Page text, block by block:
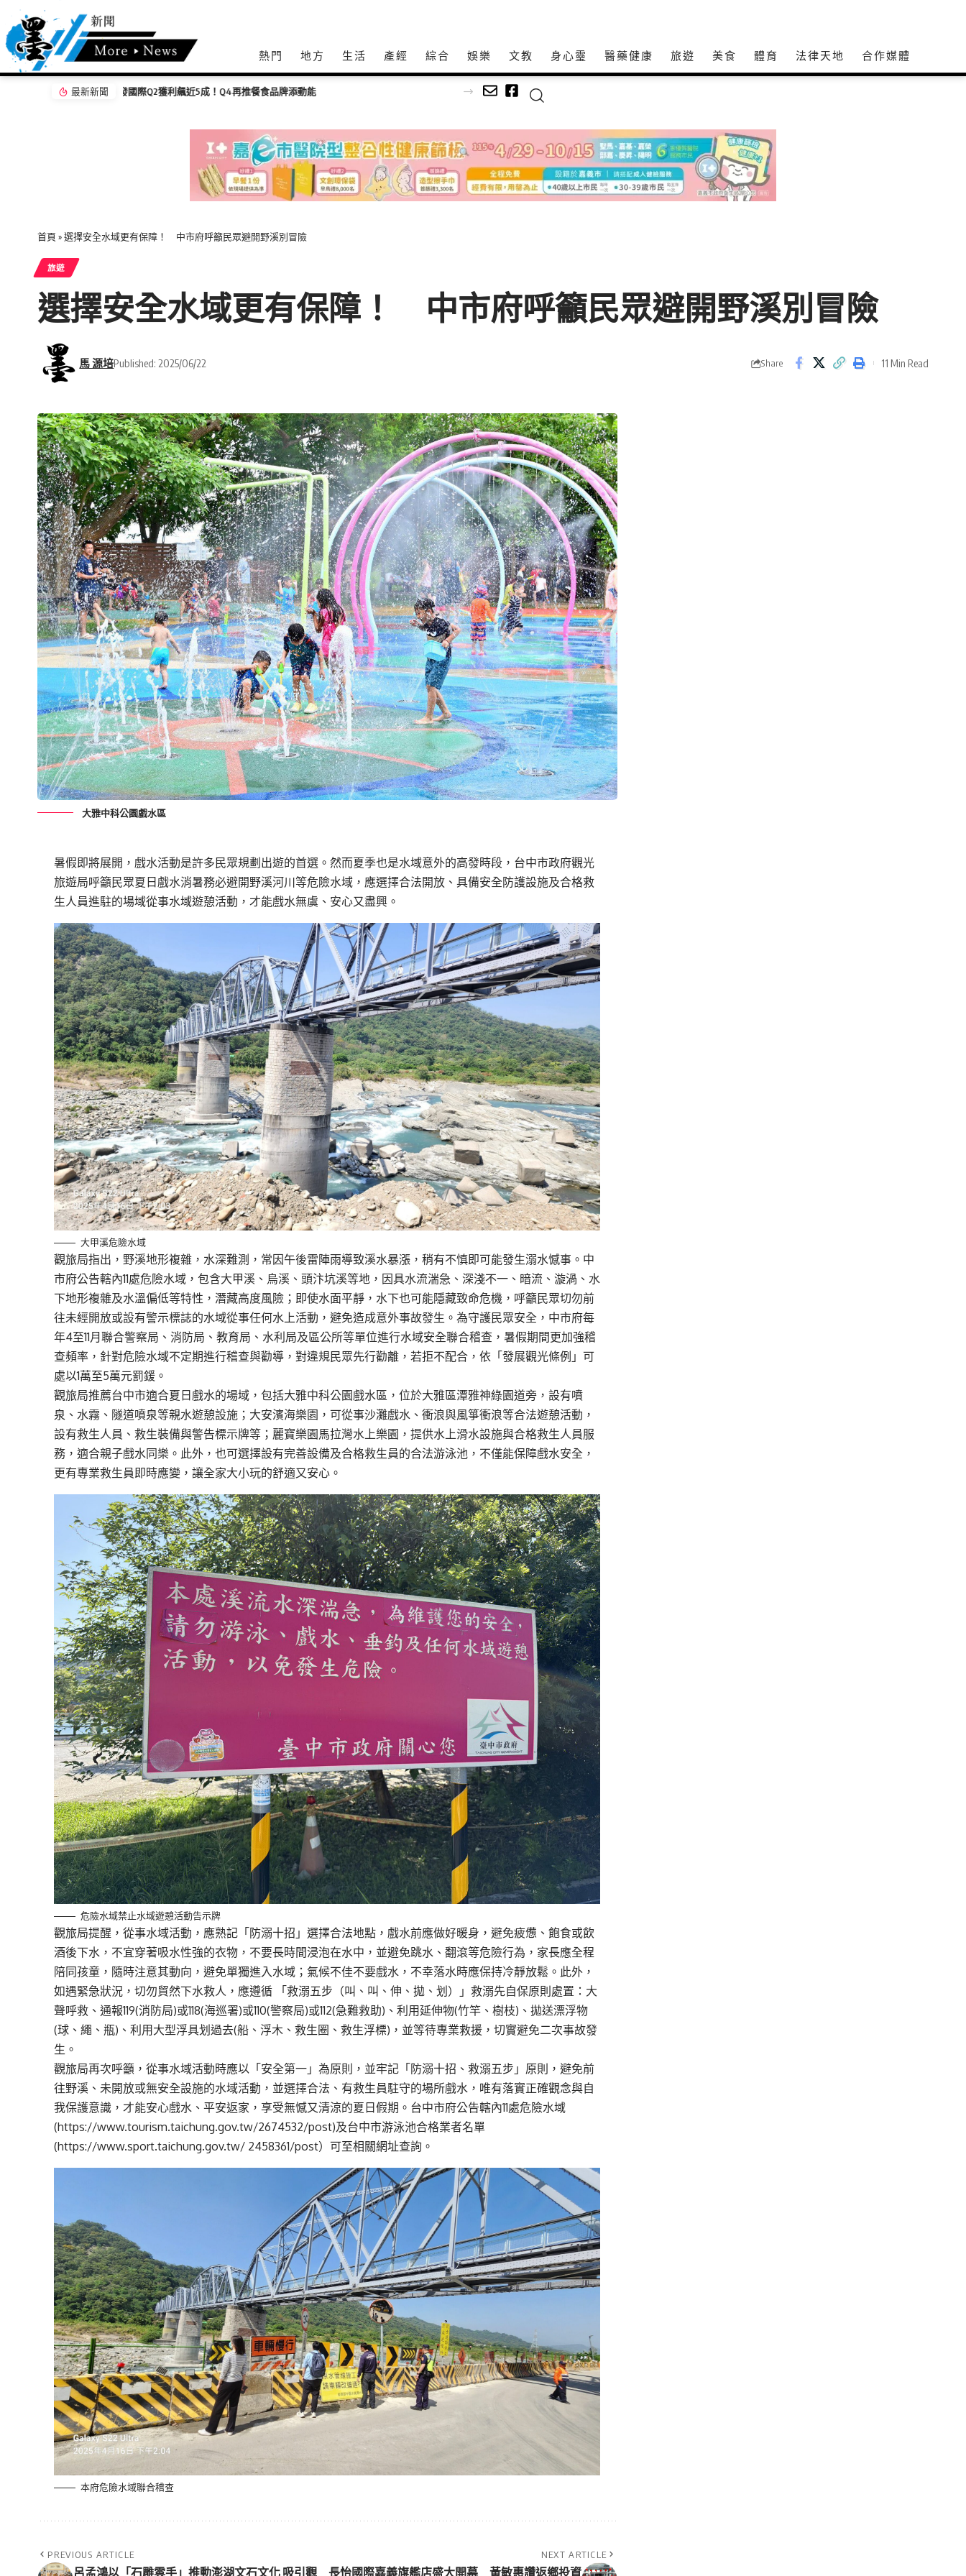
熱門 地方 生活 產經 綜合 娛樂 文教 身心𩆜 醫藥健康 旅遊 美食 體育 法律天地 合作媒體
最新新聞 民進黨市長參選人疑似賄選？桃議員詹江村爆料籲檢警調查辦
首頁 »選擇安全水域更有保障！ 中市府呼籲民眾避開野溪別冒險
旅遊
選擇安全水域更有保障！ 中市府呼籲民眾避開野溪別冒險
馬 源培Published: 2025/06/22 Share 11 Min Read
大雅中科公園戲水區
暑假即將展開，戲水活動是許多民眾規劃出遊的首選。然而夏季也是水域意外的高發時段，台中市政府觀光
旅遊局呼籲民眾夏日戲水消暑務必避開野溪河川等危險水域，應選擇合法開放、具備安全防護設施及合格救
生人員進駐的場域從事水域遊憩活動，才能戲水無虞、安心又盡興。
大甲溪危險水域
觀旅局指出，野溪地形複雜，水深難測，常因午後雷陣雨導致溪水暴漲，稍有不慎即可能發生溺水憾事。中
市府公告轄內11處危險水域，包含大甲溪、烏溪、頭汴坑溪等地，因具水流湍急、深淺不一、暗流、漩渦、水
下地形複雜及水溫偏低等特性，潛藏高度風險；即使水面平靜，水下也可能隱藏致命危機，呼籲民眾切勿前
往未經開放或設有警示標誌的水域從事任何水上活動，避免造成意外事故發生。為守護民眾安全，中市府每
年4至11月聯合警察局、消防局、教育局、水利局及區公所等單位進行水域安全聯合稽查，暑假期間更加強稽
查頻率，針對危險水域不定期進行稽查與勸導，對違規民眾先行勸離，若拒不配合，依「發展觀光條例」可
處以1萬至5萬元罰鍰。
觀旅局推薦台中市適合夏日戲水的場域，包括大雅中科公園戲水區，位於大雅區潭雅神綠園道旁，設有噴
泉、水霧、隧道噴泉等親水遊憩設施；大安濱海樂園，可從事沙灘戲水、衝浪與風箏衝浪等合法遊憩活動，
設有救生人員、救生裝備與警告標示牌等；麗寶樂園馬拉灣水上樂園，提供水上滑水設施與合格救生人員服
務，適合親子戲水同樂。此外，也可選擇設有完善設備及合格救生員的合法游泳池，不僅能保障戲水安全，
更有專業救生員即時應變，讓全家大小玩的舒適又安心。
危險水域禁止水域遊憩活動告示牌
觀旅局提醒，從事水域活動，應熟記「防溺十招」選擇合法地點，戲水前應做好暖身，避免疲憊、飽食或飲
酒後下水，不宜穿著吸水性強的衣物，不要長時間浸泡在水中，並避免跳水、翻滾等危險行為，家長應全程
陪同孩童，隨時注意其動向，避免單獨進入水域；氣候不佳不要戲水，不幸落水時應保持冷靜放鬆。此外，
如遇緊急狀況，切勿貿然下水救人，應遵循 「救溺五步（叫、叫、伸、拋、划）」救溺先自保原則處置：大
聲呼救、通報119(消防局)或118(海巡署)或110(警察局)或112(急難救助)、利用延伸物(竹竿、樹枝)、拋送漂浮物
(球、繩、瓶)、利用大型浮具划過去(船、浮木、救生圈、救生浮標)，並等待專業救援，切實避免二次事故發
生。
觀旅局再次呼籲，從事水域活動時應以「安全第一」為原則，並牢記「防溺十招、救溺五步」原則，避免前
往野溪、未開放或無安全設施的水域活動，並選擇合法、有救生員駐守的場所戲水，唯有落實正確觀念與自
我保護意識，才能安心戲水、平安返家，享受無憾又清涼的夏日假期。台中市府公告轄內11處危險水域
(https://www.tourism.taichung.gov.tw/2674532/post)及台中市游泳池合格業者名單
(https://www.sport.taichung.gov.tw/ 2458361/post）可至相關網址查詢。
本府危險水域聯合稽查
PREVIOUS ARTICLE
呂孟鴻以「石雕雲手」推動澎湖文石文化 吸引觀
NEXT ARTICLE
長怡國際嘉義旗艦店盛大開幕 黃敏惠讚返鄉投資